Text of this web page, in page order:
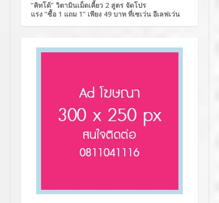
“คิทโด้” วิตามินเม็ดเคี้ยว 2 สูตร จัดโปร
แรง “ซื้อ 1 แถม 1” เพียง 49 บาท ที่เซเว่น อีเลฟเว่น